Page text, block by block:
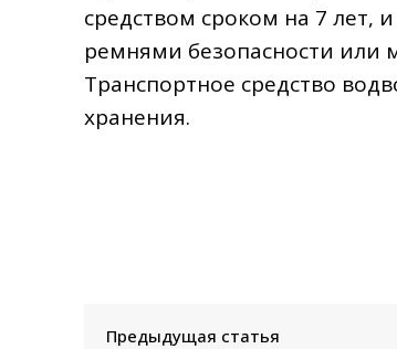
средством сроком на 7 лет,
ремнями безопасности или
Транспортное средство
хранения.
Предыдущая статья